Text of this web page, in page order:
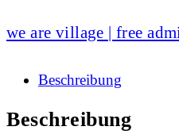
we are village | free
Beschreibung
Beschreibung